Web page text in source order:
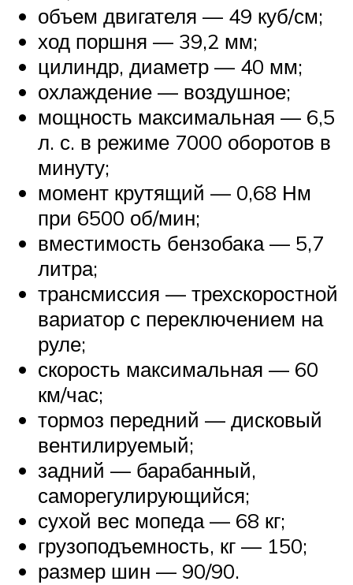
объем двигателя — 49 куб/см;
ход поршня — 39,2 мм;
цилиндр, диаметр — 40 мм;
охлаждение — воздушное;
мощность максимальная — 6,5
л. с. в режиме 7000 оборотов в
минуту;
момент крутящий — 0,68 Нм
при 6500 об/мин;
вместимость бензобака — 5,7
литра;
трансмиссия — трехскоростной
вариатор с переключением на
руле;
скорость максимальная — 60
км/час;
тормоз передний — дисковый
вентилируемый;
задний — барабанный,
саморегулирующийся;
сухой вес мопеда — 68 кг;
грузоподъемность, кг — 150;
размер шин — 90/90.